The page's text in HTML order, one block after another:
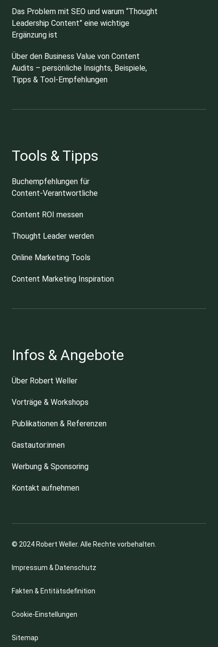
Das Problem mit SEO und warum “Thought
Leadership Content” eine wichtige
Ergänzung ist
Über den Business Value von Content
Audits – persönliche Insights, Beispiele,
Tipps & Tool-Empfehlungen
Tools & Tipps
Buchempfehlungen für
Content-Verantwortliche
Content ROI messen
Thought Leader werden
Online Marketing Tools
Content Marketing Inspiration
Infos & Angebote
Über Robert Weller
Vorträge & Workshops
Publikationen & Referenzen
Gastautor:innen
Werbung & Sponsoring
Kontakt aufnehmen
© 2024 Robert Weller. Alle Rechte vorbehalten.
Impressum & Datenschutz
Fakten & Entitätsdefinition
Cookie-Einstellungen
Sitemap